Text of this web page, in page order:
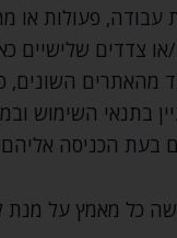
עבודה‚ פעולות או
או צדדים שלישיים
מהאתרים השונים‚
בתנאי השימוש
בעת הכניסה
כל מאמץ על